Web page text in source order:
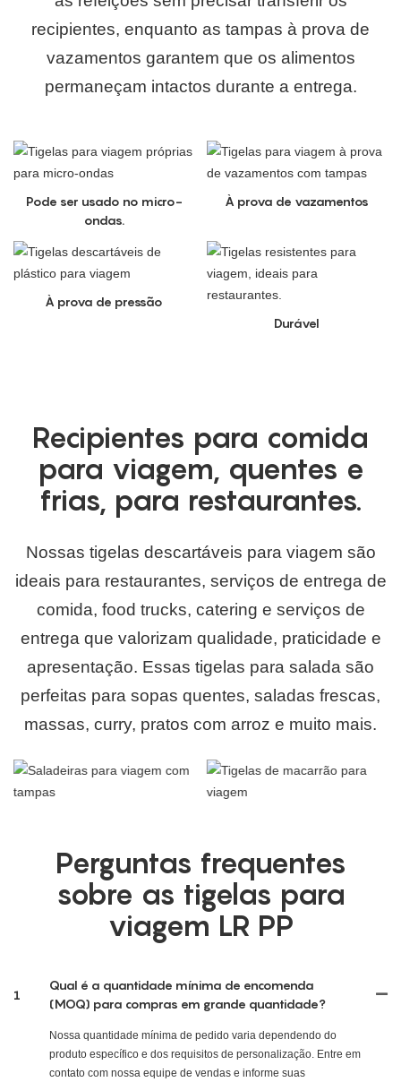
recipientes, enquanto as tampas à prova de
vazamentos garantem que os alimentos
permaneçam intactos durante a entrega.
Pode ser usado no micro-
ondas.
À prova de vazamentos
À prova de pressão
Durável
Recipientes para comida
para viagem, quentes e
frias, para restaurantes.
Nossas tigelas descartáveis ​​para viagem são
ideais para restaurantes, serviços de entrega de
comida, food trucks, catering e serviços de
entrega que valorizam qualidade, praticidade e
apresentação. Essas tigelas para salada são
perfeitas para sopas quentes, saladas frescas,
massas, curry, pratos com arroz e muito mais.
Perguntas frequentes
sobre as tigelas para
viagem LR PP
1
Qual é a quantidade mínima de encomenda
(MOQ) para compras em grande quantidade?
Nossa quantidade mínima de pedido varia dependendo do
produto específico e dos requisitos de personalização. Entre em
contato com nossa equipe de vendas e informe suas